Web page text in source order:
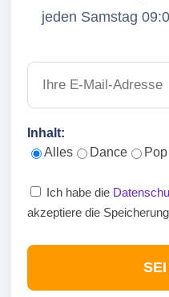
jeden Samstag
Inhalt:
Alles
Dance Pop
Ich habe die
akzeptiere die